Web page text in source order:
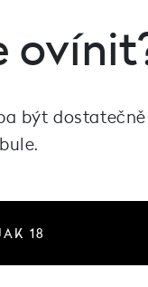
-
Kč
18 ks
být dostatečně
18